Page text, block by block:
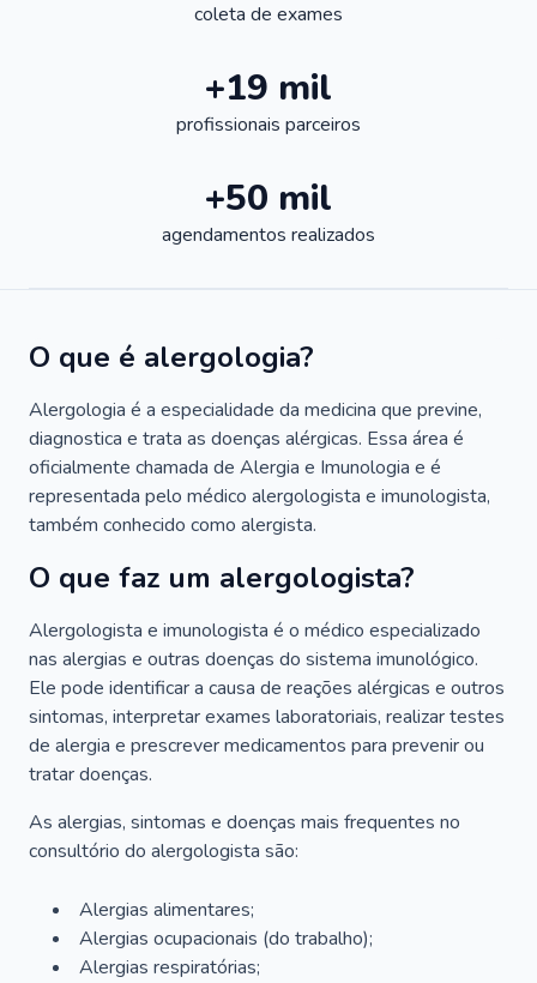
coleta de exames
+19 mil
profissionais parceiros
+50 mil
agendamentos realizados
O que é alergologia?
Alergologia é a especialidade da medicina que previne,
diagnostica e trata as doenças alérgicas. Essa área é
oficialmente chamada de Alergia e Imunologia e é
representada pelo médico alergologista e imunologista,
também conhecido como alergista.
O que faz um alergologista?
Alergologista e imunologista é o médico especializado
nas alergias e outras doenças do sistema imunológico.
Ele pode identificar a causa de reações alérgicas e outros
sintomas, interpretar exames laboratoriais, realizar testes
de alergia e prescrever medicamentos para prevenir ou
tratar doenças.
As alergias, sintomas e doenças mais frequentes no
consultório do alergologista são:
Alergias alimentares;
Alergias ocupacionais (do trabalho);
Alergias respiratórias;